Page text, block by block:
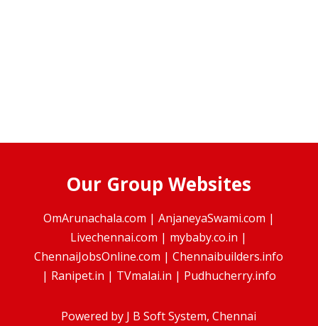
Our Group Websites
OmArunachala.com | AnjaneyaSwami.com |
Livechennai.com | mybaby.co.in |
ChennaiJobsOnline.com |Chennaibuilders.info
| Ranipet.in | TVmalai.in | Pudhucherry.info
Powered by J B Soft System, Chennai